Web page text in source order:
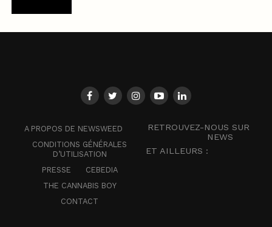
A PROPOS DE NEWSWEED
CONDITIONS GÉNÉRALES
D’UTILISATION
PRESSE
CEBEDIA
THE CANNABIS BOY
CONTACT
RETROUVEZ-NOUS SUR
NEWS
ET AILLEURS :